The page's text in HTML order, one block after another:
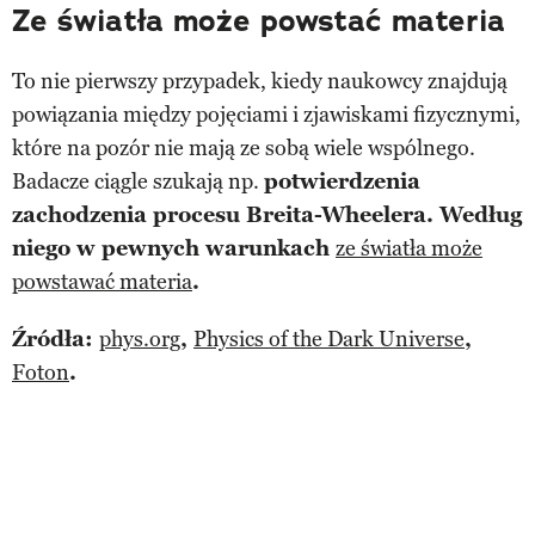
Ze światła może powstać materia
To nie pierwszy przypadek, kiedy naukowcy znajdują
powiązania między pojęciami i zjawiskami fizycznymi,
które na pozór nie mają ze sobą wiele wspólnego.
Badacze ciągle szukają np. potwierdzenia
zachodzenia procesu Breita-Wheelera. Według
niego w pewnych warunkach ze światła może
powstawać materia.
Źródła: phys.org, Physics of the Dark Universe,
Foton.